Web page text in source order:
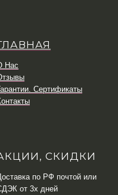
Нас
Сертификаты
СКИДКИ
по РФ почтой или
от 3х дней